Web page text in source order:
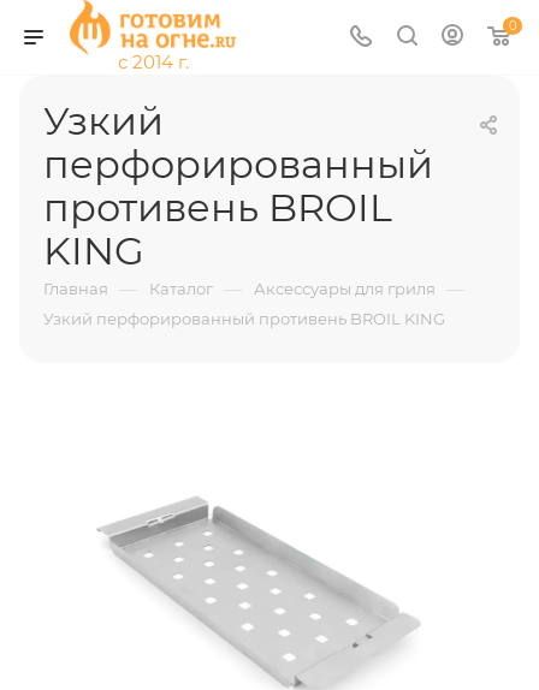
0
Узкий
перфорированный
противень BROIL
KING
Главная — Каталог — Аксессуары для гриля —
Узкий перфорированный противень BROIL KING